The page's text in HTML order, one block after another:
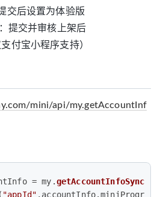
交后设置为体验版
提交并审核上架后
付宝小程序支持）
mini/api/my.getAccountInf
= my.getAccountInfoSync
"appId" ,accountInfo.miniProgram